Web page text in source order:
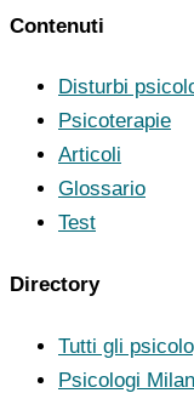
Contenuti
Disturbi
Psicoterapie
Articoli
Glossario
Test
Directory
Tutti gli
Psicologi